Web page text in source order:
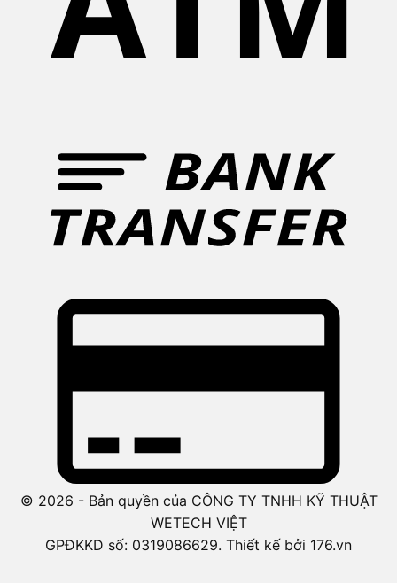
© 2026 - Bản quyền của CÔNG TY TNHH KỸ THUẬT
WETECH VIỆT
GPĐKKD số: 0319086629. Thiết kế bởi 176.vn